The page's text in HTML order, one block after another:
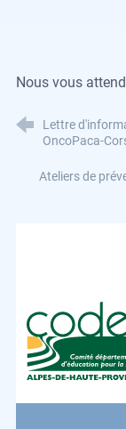
Nous vous
Lettre
OncoPaca-
Ateliers de